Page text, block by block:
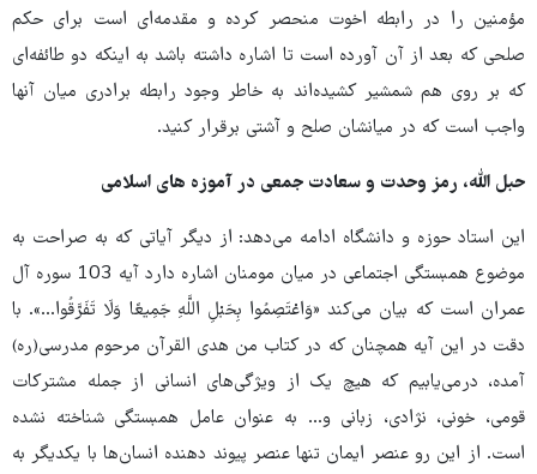
مؤمنین را در رابطه اخوت منحصر کرده و مقدمه‌ای است برای حکم
صلحی که بعد از آن آورده است تا اشاره داشته باشد به اینکه دو طائفه‌ای
که بر روی هم شمشیر کشیده‌اند به خاطر وجود رابطه برادری میان آنها
واجب است که در میانشان صلح و آشتی برقرار کنید.
حبل الله، رمز وحدت و سعادت جمعی در آموزه های اسلامی
این استاد حوزه و دانشگاه ادامه می‌دهد: از دیگر آیاتی که به صراحت به
موضوع همبستگی اجتماعی در میان مومنان اشاره دارد آیه 103 سوره آل
عمران است که بیان می‌کند «وَاعْتَصِمُوا بِحَبْلِ اللَّهِ جَمِیعًا وَلَا تَفَرَّقُوا...». با
دقت در این آیه همچنان که در کتاب من هدی القرآن مرحوم مدرسی(ره)
آمده، درمی‌یابیم که هیچ یک از ویژگی‌های انسانی از جمله مشترکات
قومی، خونی، نژادی، زبانی و... به عنوان عامل همبستگی شناخته نشده
است. از این رو عنصر ایمان تنها عنصر پیوند دهنده انسان‌ها با یکدیگر به